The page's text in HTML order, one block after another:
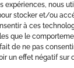
expériences, nous
stocker et/ou
à ces
que le
de ne pas
un effet négatif sur
avec l’Isère : ça